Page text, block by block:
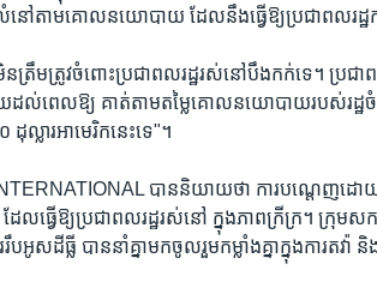
ៅ​តាម​គោល​នយោបាយ​ ដែល​នឹង​ធ្វើ​ឱ្យ​ប្រជា​ពលរដ្ឋ​ក
ត្រឹមត្រូវ​ចំពោះ​ប្រជា​ពលរដ្ឋ​រស់​នៅ​បឹង​កក់​ទេ។​ ប្រជា​ព
ដល់​ពេល​ឱ្យ​ គាត់​តាម​តម្លៃ​គោល​នយោបាយ​របស់​រដ្ឋ​ចំ
ល្លារ​អាមេរិក​នេះ​ទេ"។
បាន​និយាយ​ថា ​ការ​បណ្តេញ​ដោយ​
ដែល​ធ្វើ​ឱ្យ​ប្រជា​ពលរដ្ឋ​រស់​នៅ​ ក្នុង​ភាព​ក្រីក្រ។​ ​ក្រុ
ដីធ្លី​ បាន​នាំ​គ្នា​មក​ចូល​រួម​កម្លាំង​គ្នា​ក្នុង​ការ​តវ៉ា ​និ